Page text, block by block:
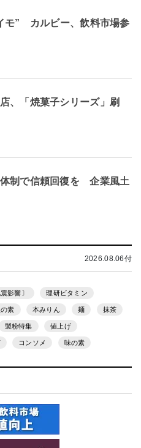
モ” カルビー、飲料市場参
、「焼菓子シリーズ」刷
制で信頼回復を 企業風土
2026.08.06付
影響〕 理研ビタミン
素 本みりん 麺 抹茶
製粉特集 値上げ
コンソメ 味の素